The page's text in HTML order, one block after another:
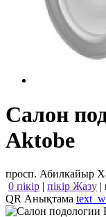
Салон
Aktobe
просп. Абилкайыр
0 пікір | пікір Жазу |
QR Анықтама